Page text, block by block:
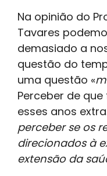
Na opinião do
Tavares
demasiado a
questão do
uma questão «
Perceber de
esses anos
perceber se os
direcionados à
extensão da